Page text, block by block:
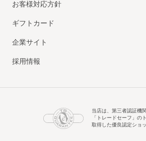
お客様対応方針
ギフトカード
企業サイト
採用情報
当店は、第三者認証機関
「トレードセーフ」の
取得した優良認定ショ